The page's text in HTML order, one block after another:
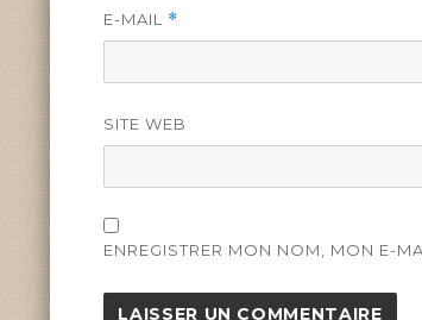
E-MAIL *
SITE WEB
ENREGISTRER MON NOM, MON E-